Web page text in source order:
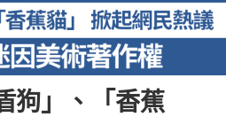
狗」、「香蕉